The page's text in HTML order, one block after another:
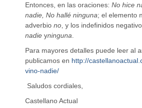
Entonces, en las oraciones:No hice
nadie, No hallé ninguna; el elemento
adverbiono , y los indefinidos
nadie yninguna
Para mayores detalles puede leer al
publicamos en http://
vino-nadie/
Saludos cordiales,
Castellano Actual